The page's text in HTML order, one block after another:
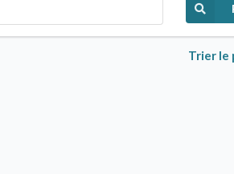
Trier le